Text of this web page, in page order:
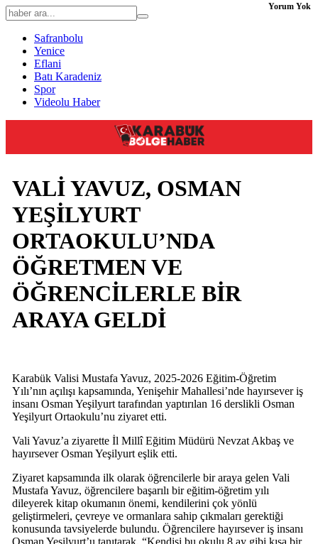
Safranbolu
Yenice
Eflani
Batı Karadeniz
Spor
Videolu Haber
VALİ YAVUZ, OSMAN
YEŞİLYURT
ORTAOKULU’NDA
ÖĞRETMEN VE
ÖĞRENCİLERLE BİR
ARAYA GELDİ
Karabük Valisi Mustafa Yavuz, 2025-2026 Eğitim-Öğretim
Yılı’nın açılışı kapsamında, Yenişehir Mahallesi’nde hayırsever iş
insanı Osman Yeşilyurt tarafından yaptırılan 16 derslikli Osman
Yeşilyurt Ortaokulu’nu ziyaret etti.
Vali Yavuz’a ziyarette İl Millî Eğitim Müdürü Nevzat Akbaş ve
hayırsever Osman Yeşilyurt eşlik etti.
Ziyaret kapsamında ilk olarak öğrencilerle bir araya gelen Vali
Mustafa Yavuz, öğrencilere başarılı bir eğitim-öğretim yılı
dileyerek kitap okumanın önemi, kendilerini çok yönlü
geliştirmeleri, çevreye ve ormanlara sahip çıkmaları gerektiği
konusunda tavsiyelerde bulundu. Öğrencilere hayırsever iş insanı
Osman Yeşilyurt’u tanıtarak, “Kendisi bu okulu 8 ay gibi kısa bir
Yorum Yok